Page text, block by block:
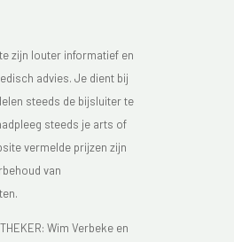
zijn louter informatief en
advies. Je dient bij
steeds de bijsluiter te
steeds je arts of
vermelde prijzen zijn
van
Wim Verbeke en